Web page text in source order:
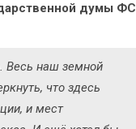
думы ФС
Весь наш земной
что здесь
и мест